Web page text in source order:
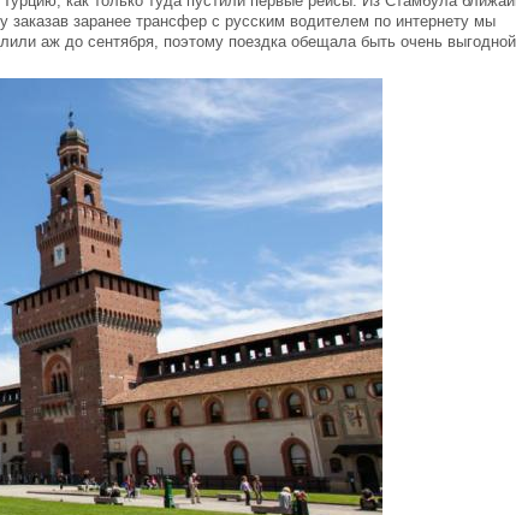
заранее трансфер с русским водителем по интернету мы
аж до сентября, поэтому поездка обещала быть очень